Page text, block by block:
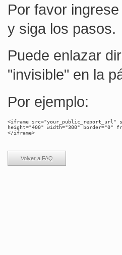
Por favor
y siga los pasos.
Puede enlazar
"invisible" en la
Por ejemplo:
<iframe src="your_public_report_url"
height="400" width="300" border="0"
Volver a FAQ